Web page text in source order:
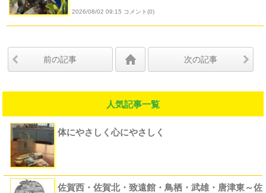
2026/08/02 09:15 コメント(0)
前の記事 次の記事
人気記事一覧
体にやさしく心にやさしく
佐賀西・佐賀北・致遠館・鳥栖・武雄・唐津東～佐